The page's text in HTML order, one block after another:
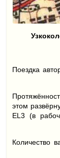
Поездка
этом
EL3 (в
Количество